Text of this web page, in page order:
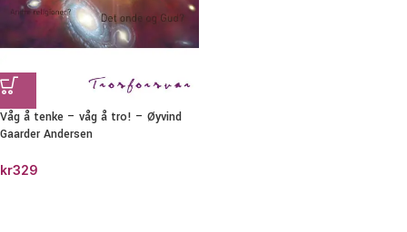
Våg å tenke – våg å tro! – Øyvind
Gaarder Andersen
kr329